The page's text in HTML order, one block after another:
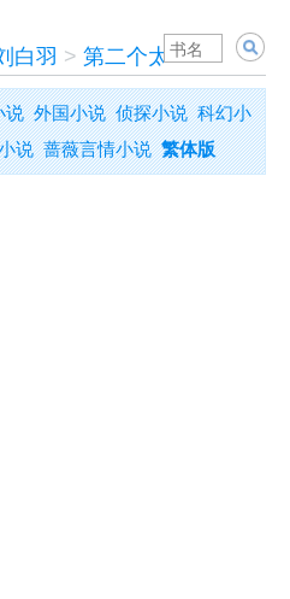
白羽 > 第二个太阳
说 外国小说 侦探小说 科幻小
说 蔷薇言情小说 繁体版